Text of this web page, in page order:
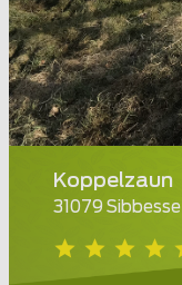
Koppelzaun
31079 Sibbesse